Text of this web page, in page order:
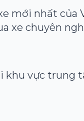
mới nhất của
xe chuyên
vực trung